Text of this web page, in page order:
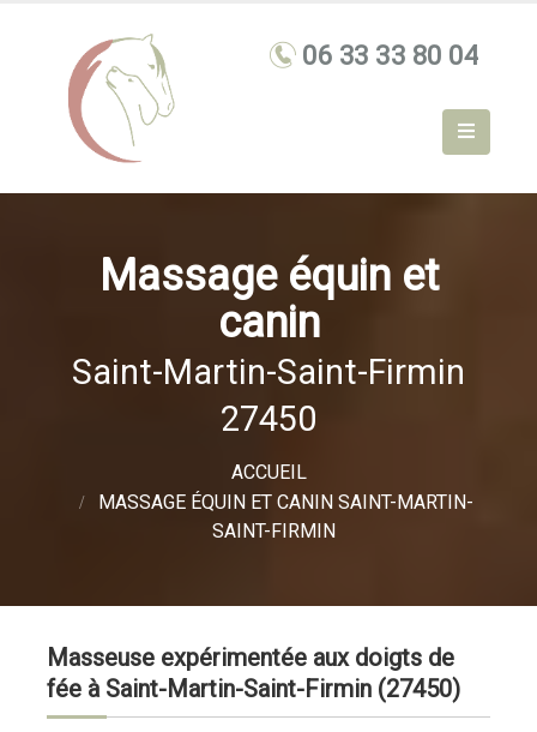
Massage équin et
canin
Saint-Martin-Saint-Firmin
27450
ACCUEIL
MASSAGE ÉQUIN ET CANIN SAINT-MARTIN-
SAINT-FIRMIN
Masseuse expérimentée aux doigts de
fée à Saint-Martin-Saint-Firmin (27450)